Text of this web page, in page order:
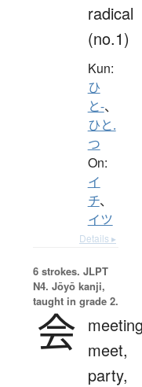
radical
(no.1)
Kun:
ひ
と-、
ひと.
つ
On:
イ
チ、
イツ
Details ▸
6 strokes. JLPT
N4. Jōyō kanji,
taught in grade 2.
会 meet,
party,